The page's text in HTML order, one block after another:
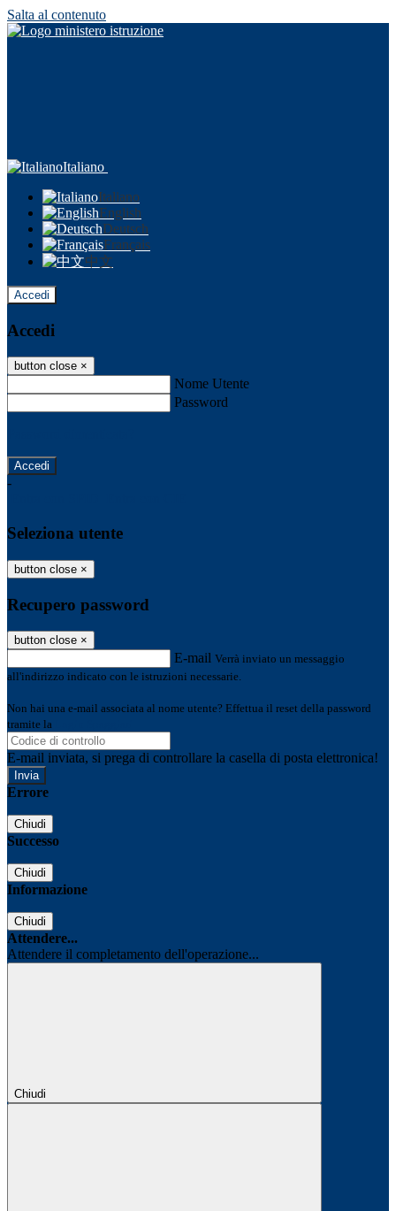
Salta al contenuto
Italiano
Italiano
English
Deutsch
Français
中文
Accedi
Accedi
button close ×
Nome Utente
Password
-
Seleziona utente
button close ×
Recupero password
button close ×
E-mail Verrà inviato un messaggio
all'indirizzo indicato con le istruzioni necessarie.
Non hai una e-mail associata al nome utente? Effettua il reset della password
tramite la
E-mail inviata, si prega di controllare la casella di posta elettronica!
Errore
Chiudi
Successo
Chiudi
Informazione
Chiudi
Attendere...
Attendere il completamento dell'operazione...
Chiudi